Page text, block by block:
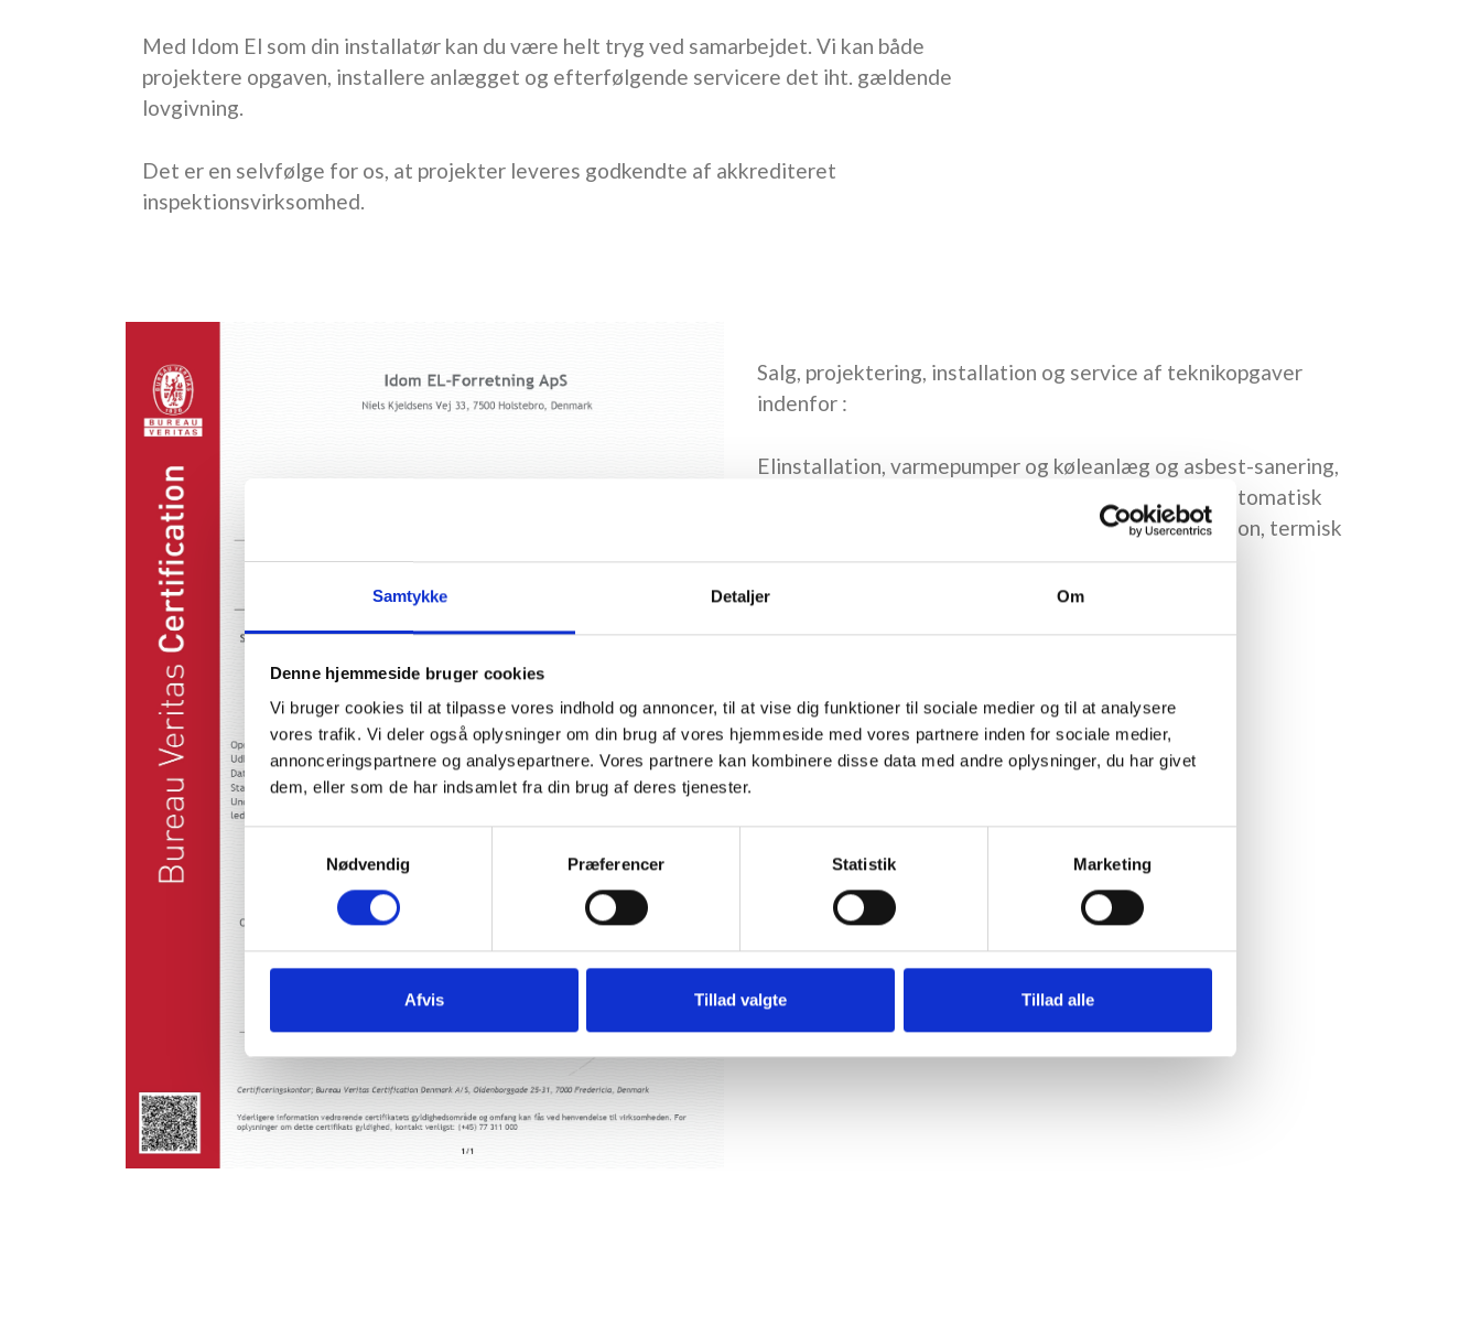
Samtykke Detaljer Om
Denne hjemmeside bruger cookies
Vi bruger cookies til at tilpasse vores indhold og annoncer, til at vise dig funktioner til sociale medier og til at analysere
vores trafik. Vi deler også oplysninger om din brug af vores hjemmeside med vores partnere inden for sociale medier,
annonceringspartnere og analysepartnere. Vores partnere kan kombinere disse data med andre oplysninger, du har givet
dem, eller som de har indsamlet fra din brug af deres tjenester.
Nødvendig
Præferencer Statistik Marketing
Afvis Tillad valgte Tillad alle
Med Idom El som din installatør kan du være helt tryg ved samarbejdet. Vi kan både
projektere opgaven, installere anlægget og efterfølgende servicere det iht. gældende
lovgivning.
Det er en selvfølge for os, at projekter leveres godkendte af akkrediteret
inspektionsvirksomhed.
Salg, projektering, installation og service af teknikopgaver
indenfor :
Elinstallation, varmepumper og køleanlæg og asbest-sanering,
samt automatisk brand alarmeringsanlæg (ABA), automatisk
varslingsanlæg (AVA) og automatisk brand ventilation, termisk
(ABV).